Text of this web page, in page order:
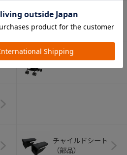
ベビートイ
ペット用品
チャイルドシート
（部品）